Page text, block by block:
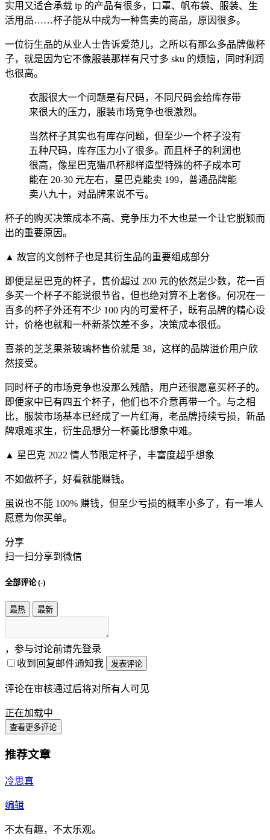
实用又适合承载 ip 的产品有很多，口罩、帆布袋、服装、生
活用品……杯子能从中成为一种售卖的商品，原因很多。
一位衍生品的从业人士告诉爱范儿，之所以有那么多品牌做杯
子，就是因为它不像服装那样有尺寸多 sku 的烦恼，同时利润
也很高。
衣服很大一个问题是有尺码，不同尺码会给库存带
来很大的压力，服装市场竞争也很激烈。
当然杯子其实也有库存问题，但至少一个杯子没有
五种尺码，库存压力小了很多。而且杯子的利润也
很高，像星巴克猫爪杯那样造型特殊的杯子成本可
能在 20-30 元左右，星巴克能卖 199，普通品牌能
卖八九十，对品牌来说不亏。
杯子的购买决策成本不高、竞争压力不大也是一个让它脱颖而
出的重要原因。
▲ 故宫的文创杯子也是其衍生品的重要组成部分
即便是星巴克的杯子，售价超过 200 元的依然是少数，花一百
多买一个杯子不能说很节省，但也绝对算不上奢侈。何况在一
百多的杯子外还有不少 100 内的可爱杯子，既有品牌的精心设
计，价格也就和一杯新茶饮差不多，决策成本很低。
喜茶的芝芝果茶玻璃杯售价就是 38，这样的品牌溢价用户欣
然接受。
同时杯子的市场竞争也没那么残酷，用户还很愿意买杯子的。
即便家中已有四五个杯子，他们也不介意再带一个。与之相
比，服装市场基本已经成了一片红海，老品牌持续亏损，新品
牌艰难求生，衍生品想分一杯羹比想象中难。
▲ 星巴克 2022 情人节限定杯子，丰富度超乎想象
不如做杯子，好看就能赚钱。
虽说也不能 100% 赚钱，但至少亏损的概率小多了，有一堆人
愿意为你买单。
分享
扫一扫分享到微信
全部评论 (-)
最热 最新
，参与讨论前请先登录
收到回复邮件通知我
发表评论
评论在审核通过后将对所有人可见
正在加载中
查看更多评论
推荐文章
冷思真
编辑
不太有趣，不太乐观。